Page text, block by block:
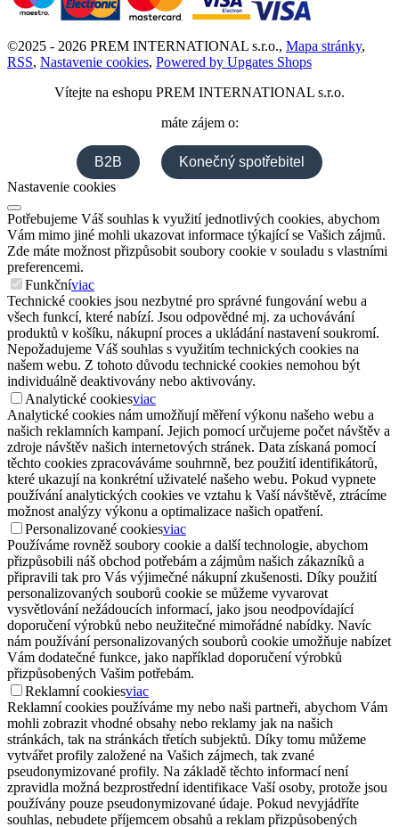
©2025 - 2026 PREM INTERNATIONAL s.r.o., Mapa stránky,
RSS, Nastavenie cookies, Powered by Upgates Shops
Vítejte na eshopu PREM INTERNATIONAL s.r.o.
máte zájem o:
B2B
Konečný spotřebitel
Nastavenie cookies
Potřebujeme Váš souhlas k využití jednotlivých cookies, abychom
Vám mimo jiné mohli ukazovat informace týkající se Vašich zájmů.
Zde máte možnost přizpůsobit soubory cookie v souladu s vlastními
preferencemi.
Funkčníviac
Technické cookies jsou nezbytné pro správné fungování webu a
všech funkcí, které nabízí. Jsou odpovědné mj. za uchovávání
produktů v košíku, nákupní proces a ukládání nastavení soukromí.
Nepožadujeme Váš souhlas s využitím technických cookies na
našem webu. Z tohoto důvodu technické cookies nemohou být
individuálně deaktivovány nebo aktivovány.
Analytické cookiesviac
Analytické cookies nám umožňují měření výkonu našeho webu a
našich reklamních kampaní. Jejich pomocí určujeme počet návštěv a
zdroje návštěv našich internetových stránek. Data získaná pomocí
těchto cookies zpracováváme souhrnně, bez použití identifikátorů,
které ukazují na konkrétní uživatelé našeho webu. Pokud vypnete
používání analytických cookies ve vztahu k Vaší návštěvě, ztrácíme
možnost analýzy výkonu a optimalizace našich opatření.
Personalizované cookiesviac
Používáme rovněž soubory cookie a další technologie, abychom
přizpůsobili náš obchod potřebám a zájmům našich zákazníků a
připravili tak pro Vás výjimečné nákupní zkušenosti. Díky použití
personalizovaných souborů cookie se můžeme vyvarovat
vysvětlování nežádoucích informací, jako jsou neodpovídající
doporučení výrobků nebo neužitečné mimořádné nabídky. Navíc
nám používání personalizovaných souborů cookie umožňuje nabízet
Vám dodatečné funkce, jako například doporučení výrobků
přizpůsobených Vašim potřebám.
Reklamní cookiesviac
Reklamní cookies používáme my nebo naši partneři, abychom Vám
mohli zobrazit vhodné obsahy nebo reklamy jak na našich
stránkách, tak na stránkách třetích subjektů. Díky tomu můžeme
vytvářet profily založené na Vašich zájmech, tak zvané
pseudonymizované profily. Na základě těchto informací není
zpravidla možná bezprostřední identifikace Vaší osoby, protože jsou
používány pouze pseudonymizované údaje. Pokud nevyjádříte
souhlas, nebudete příjemcem obsahů a reklam přizpůsobených